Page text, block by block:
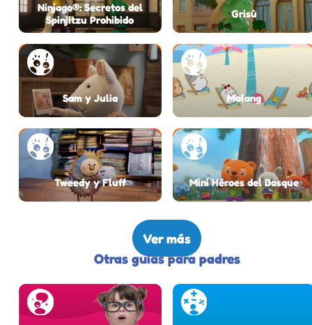
Ninjago®: Secretos del
Spinjitzu Prohibido
Grisù
Sam y Julia Molang
Tweedy y Fluff Mini Héroes del Bosque
Ver más
Otras guías para padres